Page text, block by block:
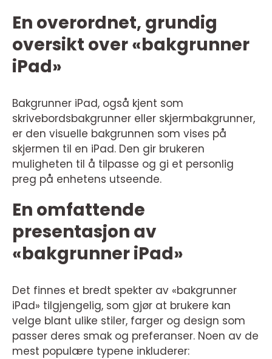
En overordnet, grundig
oversikt over «bakgrunner
iPad»
Bakgrunner iPad, også kjent som
skrivebordsbakgrunner eller skjermbakgrunner,
er den visuelle bakgrunnen som vises på
skjermen til en iPad. Den gir brukeren
muligheten til å tilpasse og gi et personlig
preg på enhetens utseende.
En omfattende
presentasjon av
«bakgrunner iPad»
Det finnes et bredt spekter av «bakgrunner
iPad» tilgjengelig, som gjør at brukere kan
velge blant ulike stiler, farger og design som
passer deres smak og preferanser. Noen av de
mest populære typene inkluderer: